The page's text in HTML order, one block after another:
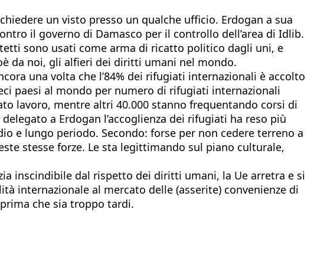
un visto presso un qualche ufficio. Erdogan a sua
il governo di Damasco per il controllo dell’area di Idlib.
sono usati come arma di ricatto politico dagli uni, e
da noi, gli alfieri dei diritti umani nel mondo.
una volta che l’84% dei rifugiati internazionali è accolto
paesi al mondo per numero di rifugiati internazionali
lavoro, mentre altri 40.000 stanno frequentando corsi di
a Erdogan l’accoglienza dei rifugiati ha reso più
e lungo periodo. Secondo: forse per non cedere terreno a
stesse forze. Le sta legittimando sul piano culturale,
inscindibile dal rispetto dei diritti umani, la Ue arretra e si
internazionale al mercato delle (asserite) convenienze di
che sia troppo tardi.